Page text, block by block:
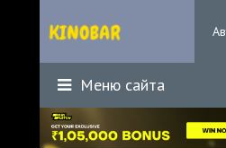
Меню сайта